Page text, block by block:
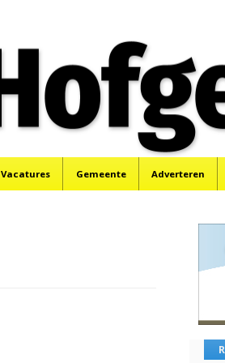
Vacatures Gemeente Adverteren